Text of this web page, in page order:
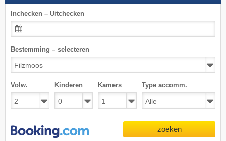
Inchecken – Uitchecken
Bestemming – selecteren
Volw. Kinderen Kamers Type accomm.
zoeken